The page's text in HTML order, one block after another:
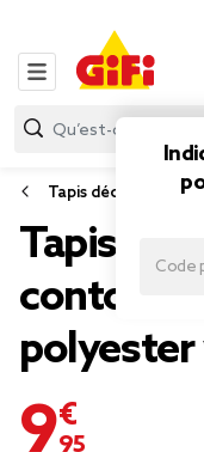
Tapis déco
Tapis
contour
9,95 €